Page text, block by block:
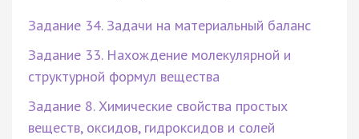
Задание 34. Задачи на материальный баланс
Задание 33. Нахождение молекулярной и
структурной формул вещества
Задание 8. Химические свойства простых
веществ, оксидов, гидроксидов и солей